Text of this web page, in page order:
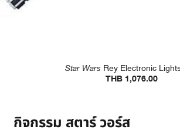
Star Wars Rey Electronic
THB 1,076.00
กิจกรรม สตาร์ วอร์ส